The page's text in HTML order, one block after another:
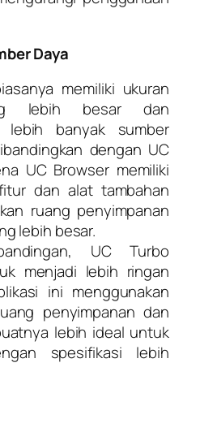
Daya
memiliki ukuran
lebih besar dan
lebih banyak sumber
dengan UC
UC Browser memiliki
dan alat tambahan
ruang penyimpanan
lebih besar.
UC Turbo
menjadi lebih ringan
ini menggunakan
penyimpanan dan
lebih ideal untuk
spesifikasi lebih